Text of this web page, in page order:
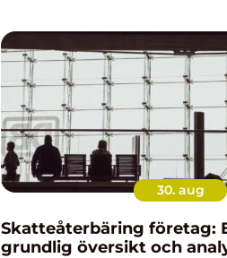
ett välkänt företag inom
programvarubranschen. Det är
30. aug
Skatteåterbäring företag:
grundlig översikt och